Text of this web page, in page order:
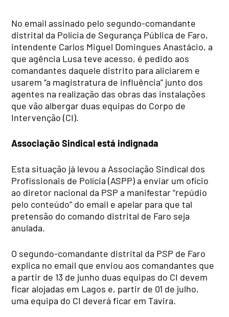
No email assinado pelo segundo-comandante
distrital da Polícia de Segurança Pública de Faro,
intendente Carlos Miguel Domingues Anastácio, a
que agência Lusa teve acesso, é pedido aos
comandantes daquele distrito para aliciarem e
usarem “a magistratura de influência” junto dos
agentes na realização das obras das instalações
que vão albergar duas equipas do Corpo de
Intervenção (CI).
Associação Sindical está indignada
Esta situação já levou a Associação Sindical dos
Profissionais de Polícia (ASPP) a enviar um ofício
ao diretor nacional da PSP a manifestar “repúdio
pelo conteúdo” do email e apelar para que tal
pretensão do comando distrital de Faro seja
anulada.
O segundo-comandante distrital da PSP de Faro
explica no email que enviou aos comandantes que
a partir de 13 de junho duas equipas do CI devem
ficar alojadas em Lagos e, partir de 01 de julho,
uma equipa do CI deverá ficar em Tavira.